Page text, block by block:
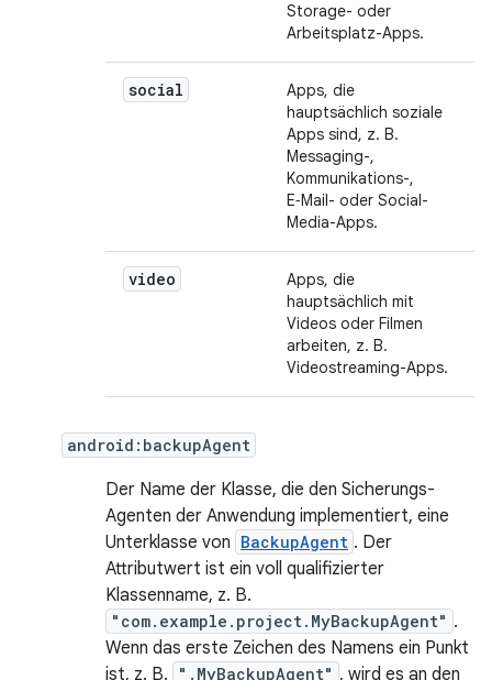
Storage- oder
Arbeitsplatz-Apps.
social
Apps, die
hauptsächlich soziale
Apps sind, z. B.
Messaging-,
Kommunikations-,
E‑Mail- oder Social-
Media-Apps.
video
Apps, die
hauptsächlich mit
Videos oder Filmen
arbeiten, z. B.
Videostreaming-Apps.
android:backupAgent
Der Name der Klasse, die den Sicherungs-
Agenten der Anwendung implementiert, eine
Unterklasse von BackupAgent . Der
Attributwert ist ein voll qualifizierter
Klassenname, z. B.
"com.example.project.MyBackupAgent" .
Wenn das erste Zeichen des Namens ein Punkt
ist, z. B.
".MyBackupAgent" , wird es an den